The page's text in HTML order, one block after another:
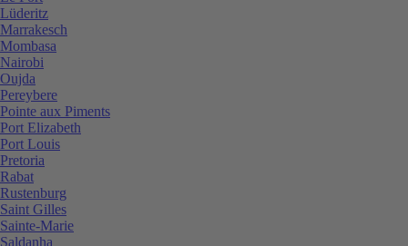
Lüderitz
Marrakesch
Mombasa
Nairobi
Oujda
Pereybere
Pointe aux Piments
Port Elizabeth
Port Louis
Pretoria
Rabat
Rustenburg
Saint Gilles
Sainte-Marie
Saldanha